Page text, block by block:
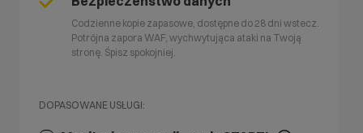
Codzienne kopie zapasowe, dostępne do 28 dni wstecz.
Potrójna zapora WAF, wychwytująca ataki na Twoją
stronę. Śpisz spokojniej.
DOPASOWANE USŁUGI: